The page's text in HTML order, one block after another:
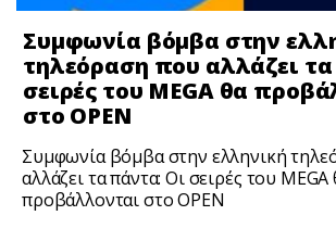
Συμφωνία βόμβα στην
τηλεόραση που αλλάζει
σειρές του MEGA θα
στο OPEN
Συμφωνία βόμβα στην ελληνική
αλλάζει τα πάντα: Οι σειρές του MEGA
προβάλλονται στο OPEN